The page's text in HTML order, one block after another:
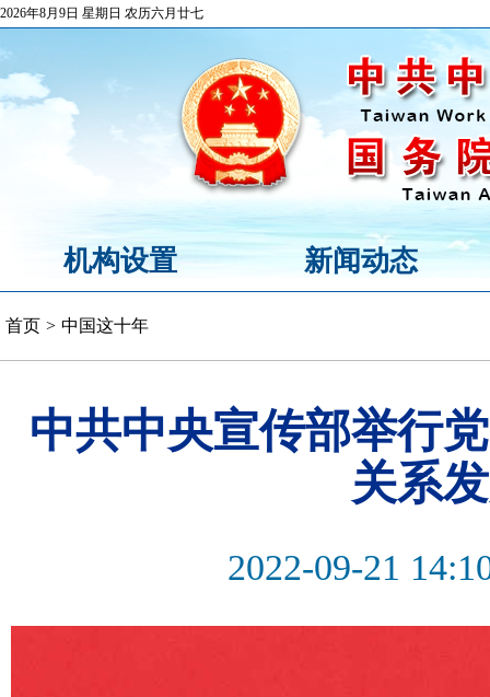
2026年8月9日 星期日 农历六月廿七
机构设置 新闻动态
首页 > 中国这十年
中共中央宣传部举行
关系
2022-09-21